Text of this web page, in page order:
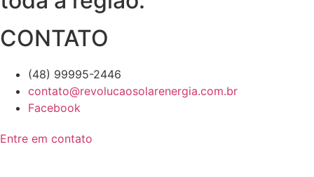
CONTATO
(48) 99995-2446
contato@revolucaosolarenergia.com.br
Facebook
Entre em contato